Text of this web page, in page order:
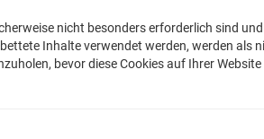
Egal ob
originellen
nicht besonders erforderlich sind
Inhalte verwendet werden, werden als
bevor diese Cookies auf Ihrer